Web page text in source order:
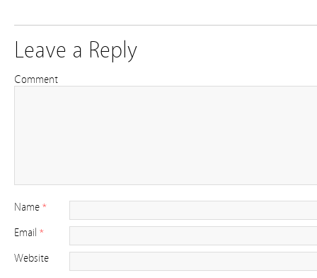
Leave a Reply
Comment
Name *
Email *
Website